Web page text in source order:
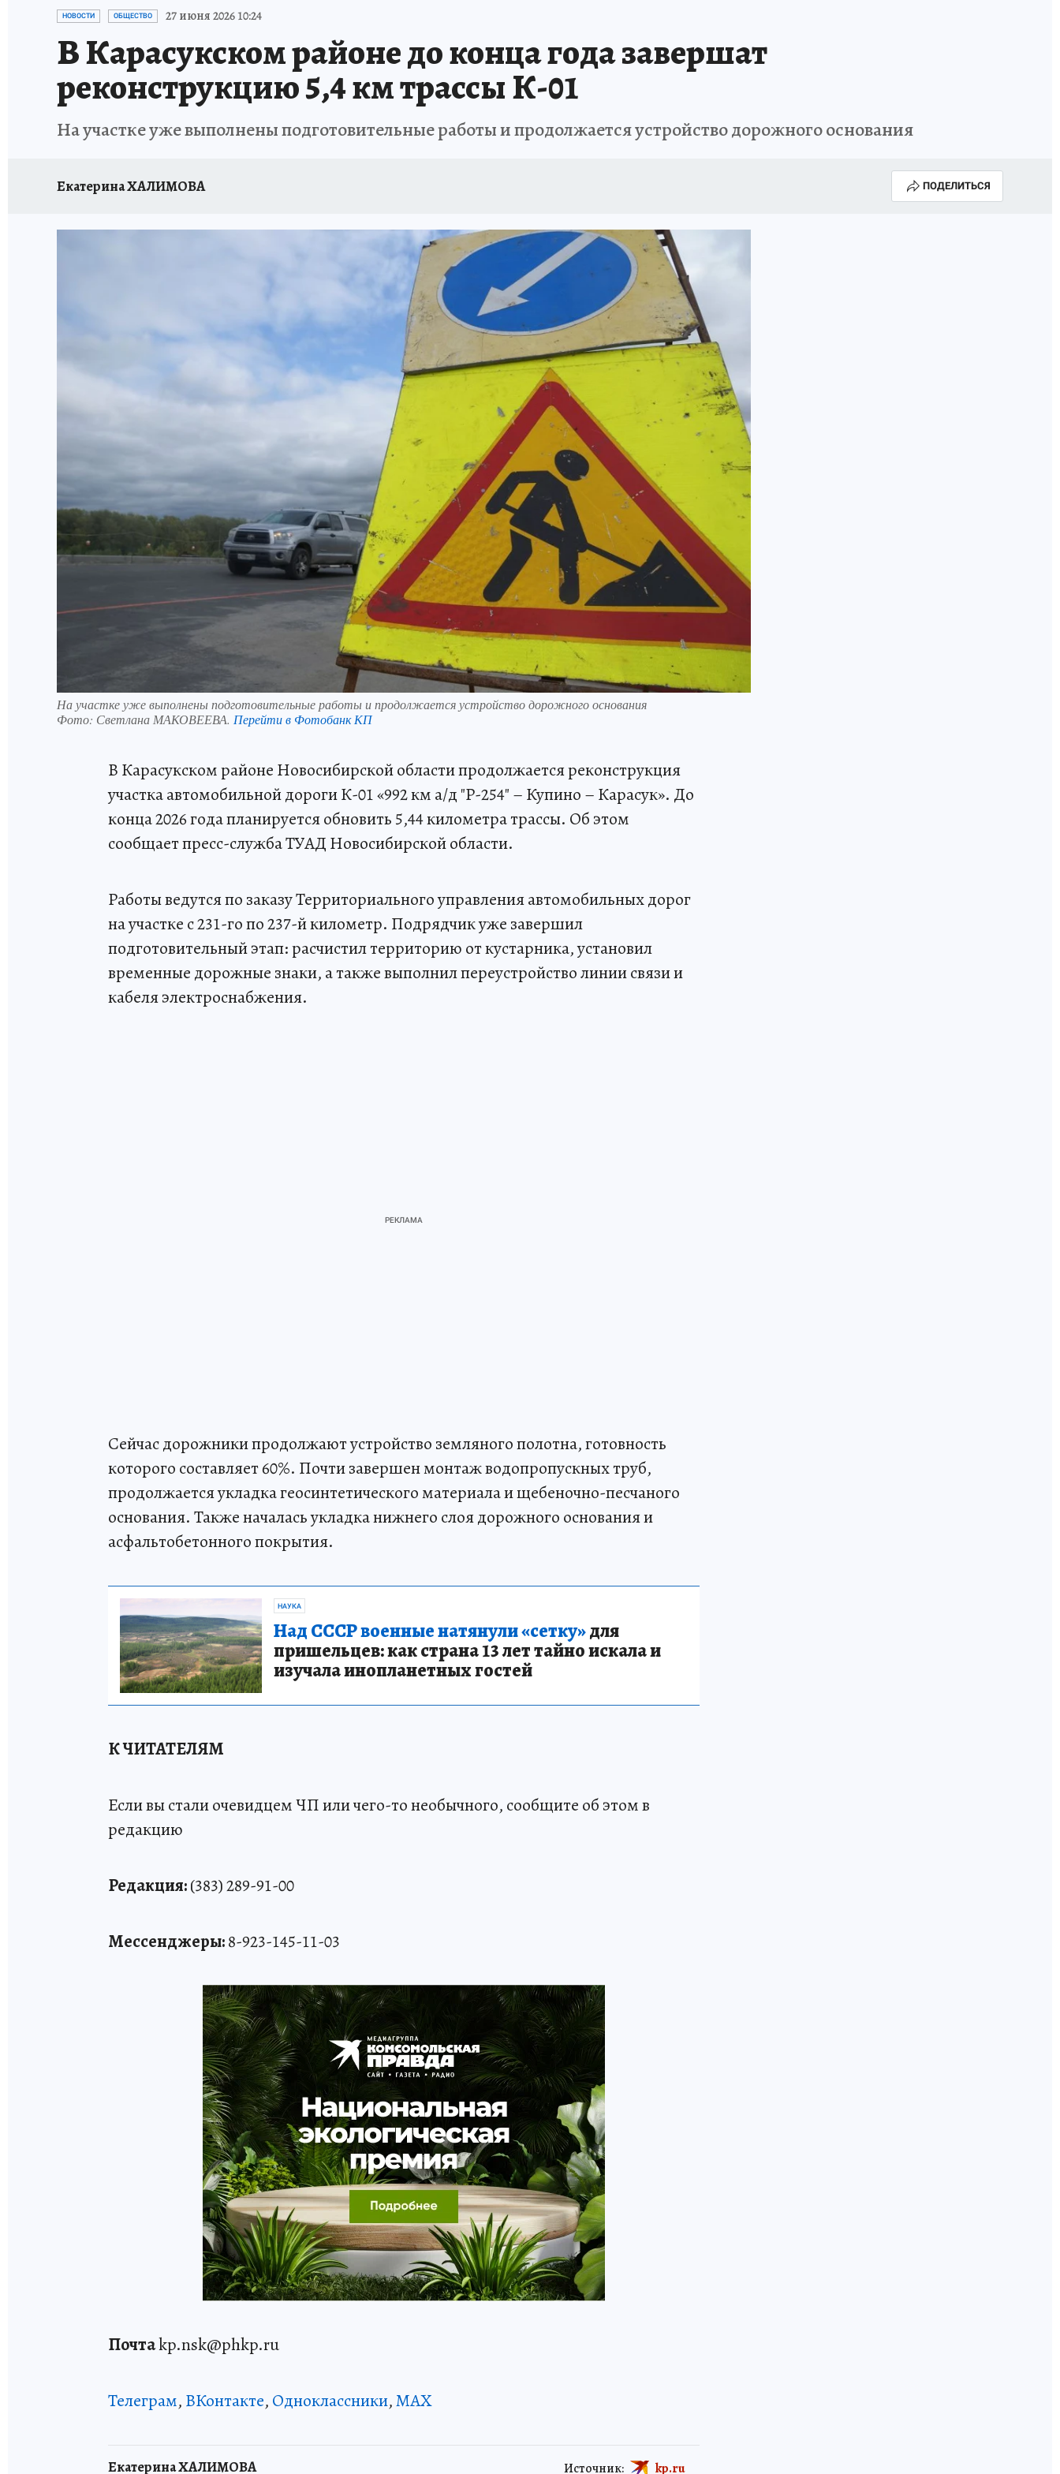
ОТДЫХ В РОССИИ ЗАПОВЕДНАЯ РОССИЯ
НОВОСТИ ОБЩЕСТВО 27 июня 2026 10:24
В Карасукском районе до конца года завершат
реконструкцию 5,4 км трассы К-01
На участке уже выполнены подготовительные работы и продолжается устройство дорожного основания
Екатерина ХАЛИМОВА ПОДЕЛИТЬСЯ
На участке уже выполнены подготовительные работы и продолжается устройство дорожного основания
Фото: Светлана МАКОВЕЕВА. Перейти в Фотобанк КП
В Карасукском районе Новосибирской области продолжается реконструкция
участка автомобильной дороги К-01 «992 км а/д "Р-254" – Купино – Карасук». До
конца 2026 года планируется обновить 5,44 километра трассы. Об этом
сообщает пресс-служба ТУАД Новосибирской области.
Работы ведутся по заказу Территориального управления автомобильных дорог
на участке с 231-го по 237-й километр. Подрядчик уже завершил
подготовительный этап: расчистил территорию от кустарника, установил
временные дорожные знаки, а также выполнил переустройство линии связи и
кабеля электроснабжения.
Сейчас дорожники продолжают устройство земляного полотна, готовность
которого составляет 60%. Почти завершен монтаж водопропускных труб,
продолжается укладка геосинтетического материала и щебеночно-песчаного
основания. Также началась укладка нижнего слоя дорожного основания и
асфальтобетонного покрытия.
НАУКА
Над СССР военные натянули «сетку»для
пришельцев: как страна 13 лет тайно искала и
изучала инопланетных гостей
К ЧИТАТЕЛЯМ
Если вы стали очевидцем ЧП или чего-то необычного, сообщите об этом в
редакцию
Редакция:(383) 289-91-00
Мессенджеры:8-923-145-11-03
Почтаkp.nsk@phkp.ru
Телеграм, ВКонтакте, Одноклассники,MAX
Екатерина ХАЛИМОВА Источник: kp.ru